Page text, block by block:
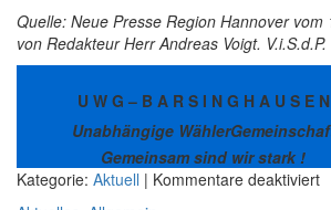
Quelle: Neue Presse Region Hannover vom
von Redakteur Herr Andreas Voigt. V.i.S.d.P.
U W G – B A R S I N G H A U S E N
Unabhängige
Gemeinsam sind wir stark !
Kategorie: Aktuell | Kommentare deaktiviertfür